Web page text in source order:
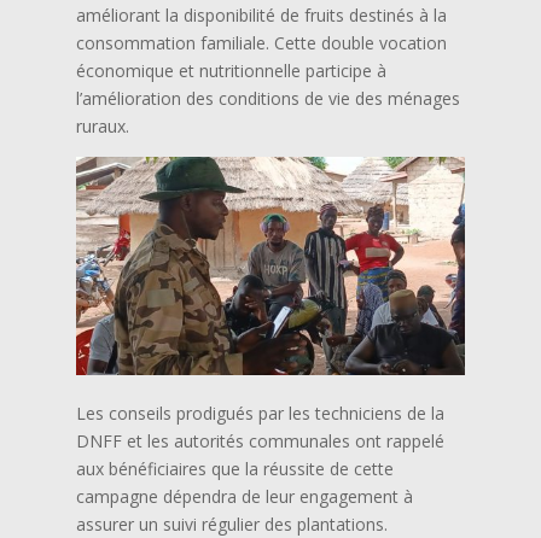
améliorant la disponibilité de fruits destinés à la
consommation familiale. Cette double vocation
économique et nutritionnelle participe à
l’amélioration des conditions de vie des ménages
ruraux.
Les conseils prodigués par les techniciens de la
DNFF et les autorités communales ont rappelé
aux bénéficiaires que la réussite de cette
campagne dépendra de leur engagement à
assurer un suivi régulier des plantations.